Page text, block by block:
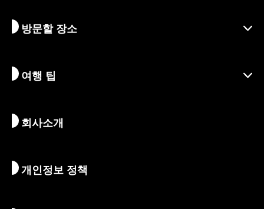
시즌별 정보
지속가능한 관광
여행 아이디어
액티비티
예술 & 문화
아침 & 밤
방문할 장소
목적지
여정
여행 팁
교토 둘러보기
지도 및 도구
회사소개
개인정보 정책